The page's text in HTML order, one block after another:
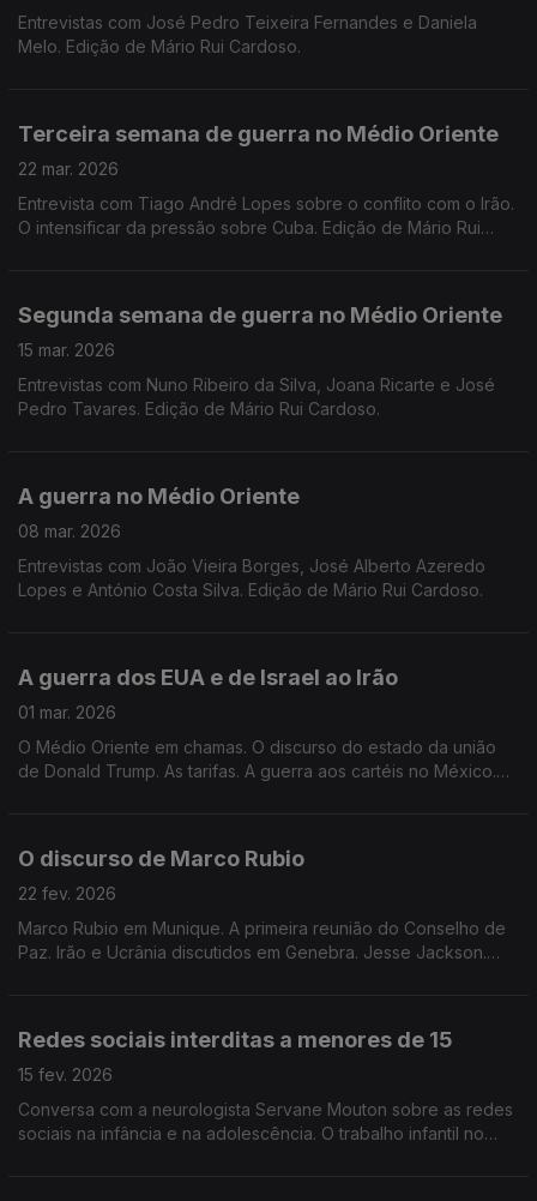
Entrevistas com José Pedro Teixeira Fernandes e Daniela
Melo. Edição de Mário Rui Cardoso.
Terceira semana de guerra no Médio Oriente
22 mar. 2026
Entrevista com Tiago André Lopes sobre o conflito com o Irão.
O intensificar da pressão sobre Cuba. Edição de Mário Rui
Segunda semana de guerra no Médio Oriente
15 mar. 2026
Entrevistas com Nuno Ribeiro da Silva, Joana Ricarte e José
Pedro Tavares. Edição de Mário Rui Cardoso.
A guerra no Médio Oriente
08 mar. 2026
Entrevistas com João Vieira Borges, José Alberto Azeredo
Lopes e António Costa Silva. Edição de Mário Rui Cardoso.
A guerra dos EUA e de Israel ao Irão
01 mar. 2026
O Médio Oriente em chamas. O discurso do estado da união
de Donald Trump. As tarifas. A guerra aos cartéis no México.
O discurso de Marco Rubio
22 fev. 2026
Marco Rubio em Munique. A primeira reunião do Conselho de
Paz. Irão e Ucrânia discutidos em Genebra. Jesse Jackson.
Redes sociais interditas a menores de 15
15 fev. 2026
Conversa com a neurologista Servane Mouton sobre as redes
sociais na infância e na adolescência. O trabalho infantil no